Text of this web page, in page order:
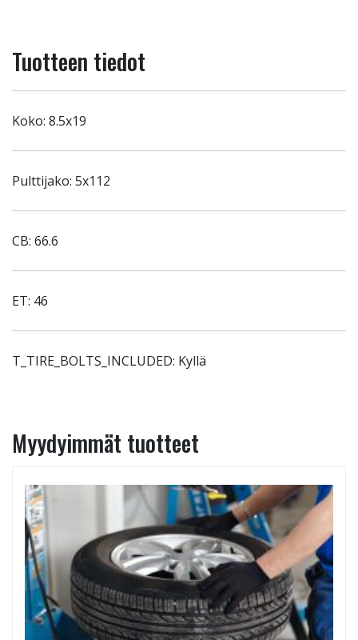
Tuotteen tiedot
Koko: 8.5x19
Pulttijako: 5x112
CB: 66.6
ET: 46
T_TIRE_BOLTS_INCLUDED: Kyllä
Myydyimmät tuotteet